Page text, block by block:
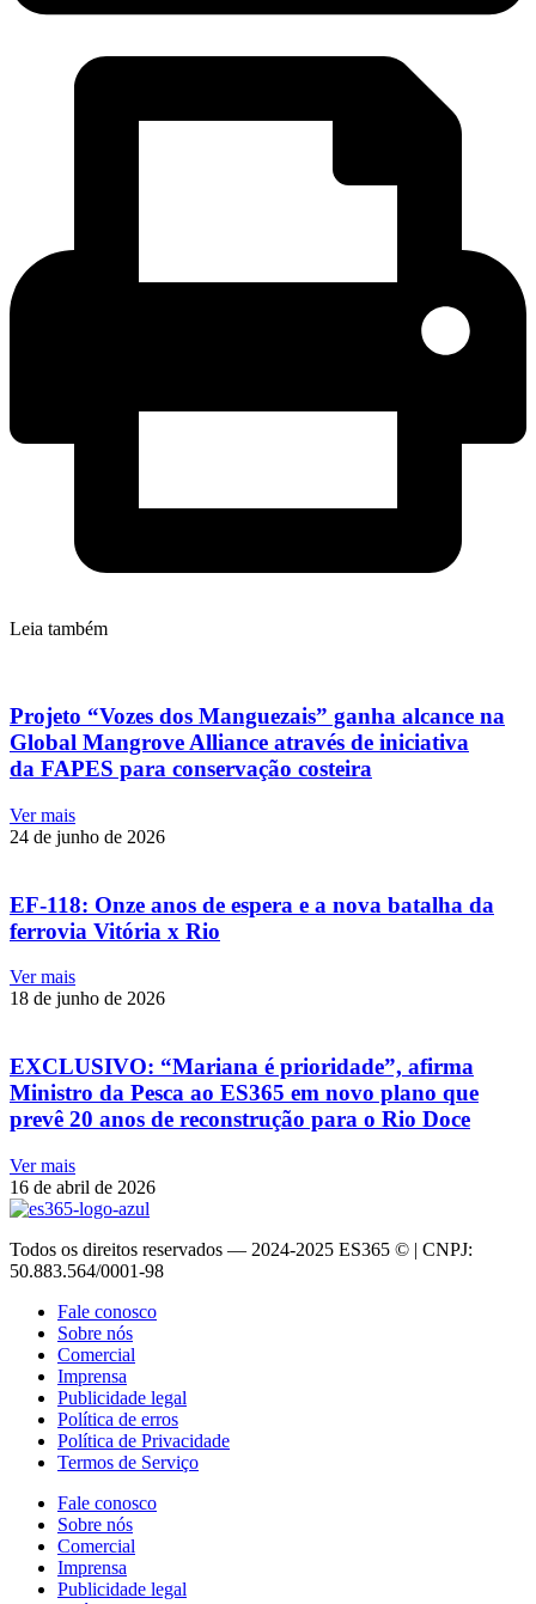
Leia também
Projeto “Vozes dos Manguezais” ganha alcance na
Global Mangrove Alliance através de iniciativa
da FAPES para conservação costeira
Ver mais
24 de junho de 2026
EF-118: Onze anos de espera e a nova batalha da
ferrovia Vitória x Rio
Ver mais
18 de junho de 2026
EXCLUSIVO: “Mariana é prioridade”, afirma
Ministro da Pesca ao ES365 em novo plano que
prevê 20 anos de reconstrução para o Rio Doce
Ver mais
16 de abril de 2026
Todos os direitos reservados — 2024-2025 ES365 © | CNPJ:
50.883.564/0001-98
Fale conosco
Sobre nós
Comercial
Imprensa
Publicidade legal
Política de erros
Política de Privacidade
Termos de Serviço
Fale conosco
Sobre nós
Comercial
Imprensa
Publicidade legal